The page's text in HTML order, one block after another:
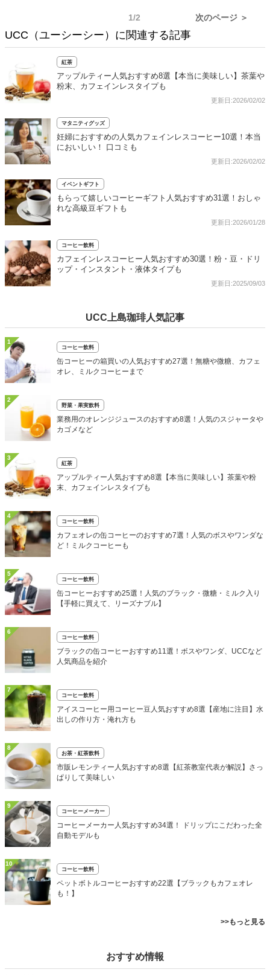
1/2 次のページ ＞
UCC（ユーシーシー）に関連する記事
紅茶
アップルティー人気おすすめ8選【本当に美味しい】茶葉や
粉末、カフェインレスタイプも
更新日:2026/02/02
マタニティグッズ
妊婦におすすめの人気カフェインレスコーヒー10選！本当
においしい！ 口コミも
更新日:2026/02/02
イベントギフト
もらって嬉しいコーヒーギフト人気おすすめ31選！おしゃ
れな高級豆ギフトも
更新日:2026/01/28
コーヒー飲料
カフェインレスコーヒー人気おすすめ30選！粉・豆・ドリ
ップ・インスタント・液体タイプも
更新日:2025/09/03
UCC上島珈琲人気記事
1
コーヒー飲料
缶コーヒーの箱買いの人気おすすめ27選！無糖や微糖、カフェ
オレ、ミルクコーヒーまで
2
野菜・果実飲料
業務用のオレンジジュースのおすすめ8選！人気のスジャータや
カゴメなど
3
紅茶
アップルティー人気おすすめ8選【本当に美味しい】茶葉や粉
末、カフェインレスタイプも
4
コーヒー飲料
カフェオレの缶コーヒーのおすすめ7選！人気のボスやワンダな
ど！ミルクコーヒーも
5
コーヒー飲料
缶コーヒーおすすめ25選！人気のブラック・微糖・ミルク入り
【手軽に買えて、リーズナブル】
6
コーヒー飲料
ブラックの缶コーヒーおすすめ11選！ボスやワンダ、UCCなど
人気商品を紹介
7
コーヒー飲料
アイスコーヒー用コーヒー豆人気おすすめ8選【産地に注目】水
出しの作り方・淹れ方も
8
お茶・紅茶飲料
市販レモンティー人気おすすめ8選【紅茶教室代表が解説】さっ
ぱりして美味しい
9
コーヒーメーカー
コーヒーメーカー人気おすすめ34選！ ドリップにこだわった全
自動モデルも
10
コーヒー飲料
ペットボトルコーヒーおすすめ22選【ブラックもカフェオレ
も！】
>>もっと見る
おすすめ情報